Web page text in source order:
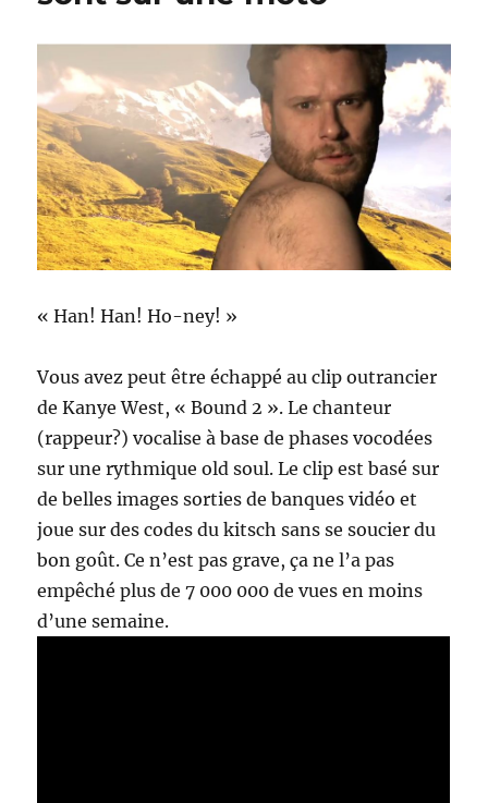
« Han! Han! Ho-ney! »
Vous avez peut être échappé au clip outrancier
de Kanye West, « Bound 2 ». Le chanteur
(rappeur?) vocalise à base de phases vocodées
sur une rythmique old soul. Le clip est basé sur
de belles images sorties de banques vidéo et
joue sur des codes du kitsch sans se soucier du
bon goût. Ce n’est pas grave, ça ne l’a pas
empêché plus de 7 000 000 de vues en moins
d’une semaine.